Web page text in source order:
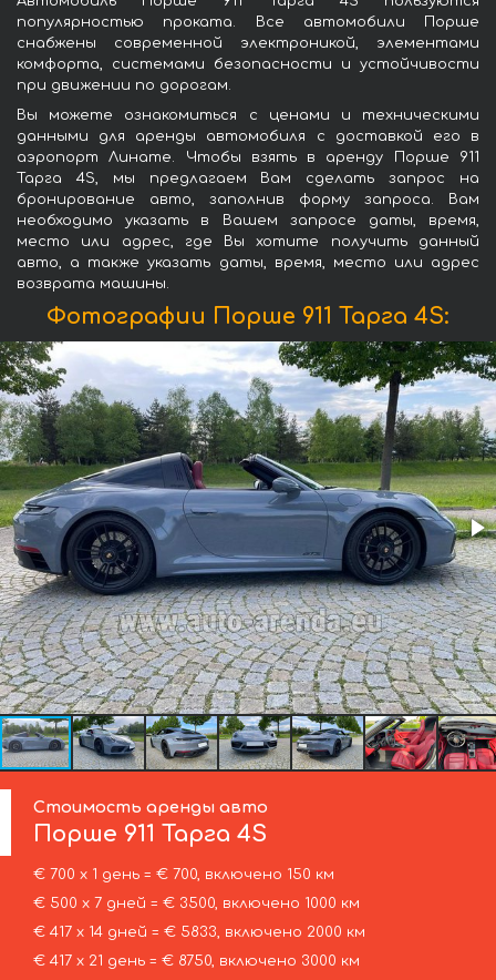
популярностью проката. Все автомобили Порше
снабжены современной электроникой, элементами
комфорта, системами безопасности и устойчивости
при движении по дорогам.
Вы можете ознакомиться с ценами и техническими
данными для аренды автомобиля с доставкой его в
аэропорт Линате. Чтобы взять в аренду Порше 911
Тарга 4S, мы предлагаем Вам сделать запрос на
бронирование авто, заполнив форму запроса. Вам
необходимо указать в Вашем запросе даты, время,
место или адрес, где Вы хотите получить данный
авто, а также указать даты, время, место или адрес
возврата машины.
Фотографии Порше 911 Тарга 4S:
Стоимость аренды авто
Порше 911 Тарга 4S
€ 700 х 1 день = € 700, включено 150 км
€ 500 х 7 дней = € 3500, включено 1000 км
€ 417 х 14 дней = € 5833, включено 2000 км
€ 417 х 21 день = € 8750, включено 3000 км